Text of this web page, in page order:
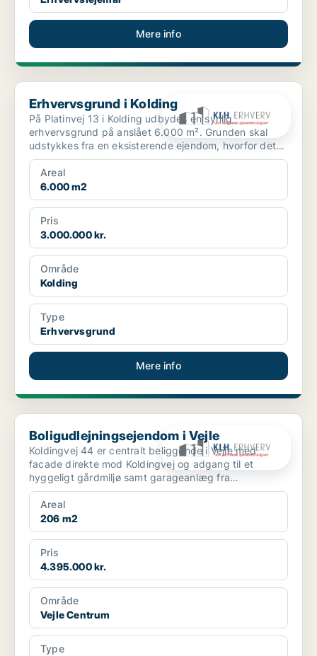
Mere info
Erhvervsgrund i Kolding
Erhvervsgrund i Kolding
På Platinvej 13 i Kolding udbydes en synlig
erhvervsgrund på anslået 6.000 m². Grunden skal
udstykkes fra en eksisterende ejendom, hvorfor det
endelige grund...
Areal
6.000 m2
Pris
3.000.000 kr.
Område
Kolding
Type
Erhvervsgrund
Mere info
Boligudlejningsejendom i Vejle
Boligudlejningsejendom i Vejle
Koldingvej 44 er centralt beliggende i Vejle med
facade direkte mod Koldingvej og adgang til et
hyggeligt gårdmiljø samt garageanlæg fra
Bleggaardsgade. Ejen...
Areal
206 m2
Pris
4.395.000 kr.
Område
Vejle Centrum
Type